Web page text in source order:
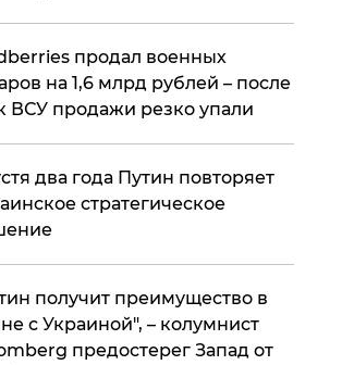
продал военных
на 1,6 млрд рублей – после
ВСУ продажи резко упали
два года Путин повторяет
стратегическое
получит преимущество в
с Украиной", – колумнист
предостерег Запад от